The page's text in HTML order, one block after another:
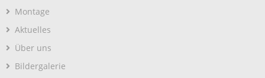
Montage
Aktuelles
Über uns
Bildergalerie